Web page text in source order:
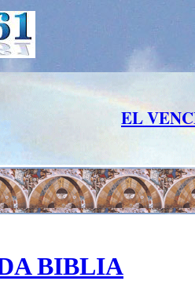
EL
BIBLIA